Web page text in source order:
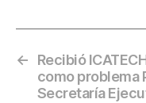
←
Recibió
como problema
Secretaría